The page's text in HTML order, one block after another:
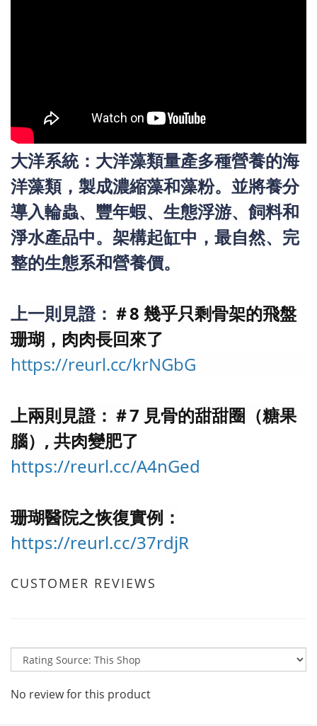
大洋系統：大洋藻類量產多種營養的海
洋藻類，製成濃縮藻和藻粉。並將養分
導入輪蟲、豐年蝦、生態浮游、飼料和
淨水產品中。架構起缸中，最自然、完
整的生態系和營養價。
上一則見證： ＃8 幾乎只剩骨架的飛盤
珊瑚，肉肉長回來了
https://reurl.cc/krNGbG
上兩則見證：＃7 見骨的甜甜圈（糖果
腦）, 共肉變肥了
https://reurl.cc/A4nGed
珊瑚醫院之恢復實例：
https://reurl.cc/37rdjR
CUSTOMER REVIEWS
No review for this product